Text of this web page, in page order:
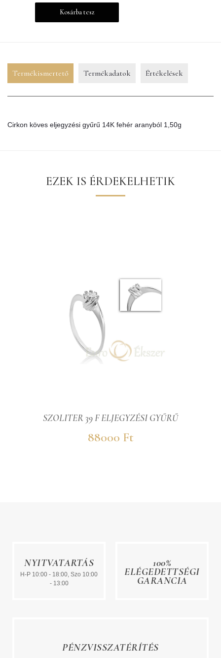
Kosárba tesz
Termékismertető Termékadatok Értékelések
Cirkon köves eljegyzési gyűrű 14K fehér aranyból 1,50g
EZEK IS ÉRDEKELHETIK
SZOLITER 39 F ELJEGYZÉSI GYŰRŰ
88000 Ft
NYITVATARTÁS
H-P 10:00 - 18:00, Szo 10:00
- 13:00
100%
ELÉGEDETTSÉGI
GARANCIA
PÉNZVISSZATÉRÍTÉS